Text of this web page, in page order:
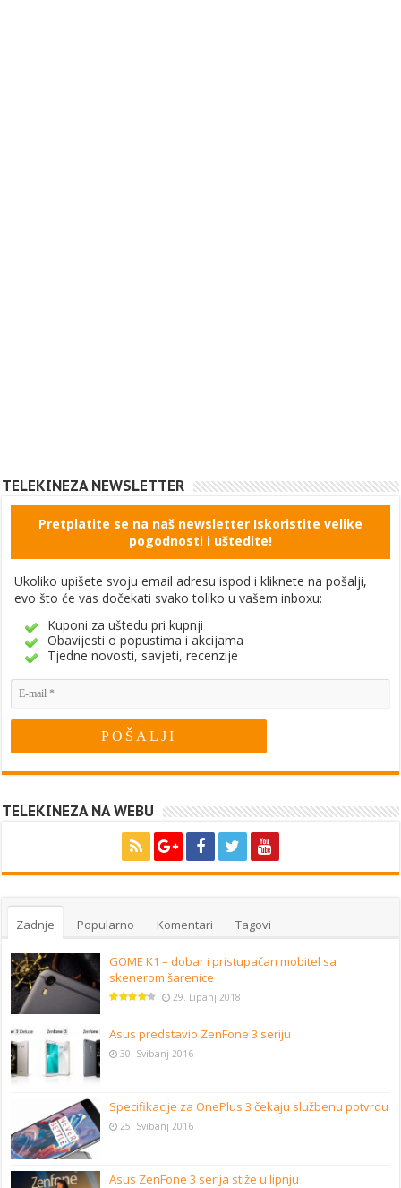
TELEKINEZA NEWSLETTER
Pretplatite se na naš newsletter Iskoristite velike
pogodnosti i uštedite!
Ukoliko upišete svoju email adresu ispod i kliknete na pošalji,
evo što će vas dočekati svako toliko u vašem inboxu:
Kuponi za uštedu pri kupnji
Obavijesti o popustima i akcijama
Tjedne novosti, savjeti, recenzije
TELEKINEZA NA WEBU
Zadnje Popularno Komentari Tagovi
GOME K1 – dobar i pristupačan mobitel sa
skenerom šarenice
29. Lipanj 2018
Asus predstavio ZenFone 3 seriju
30. Svibanj 2016
Specifikacije za OnePlus 3 čekaju službenu potvrdu
25. Svibanj 2016
Asus ZenFone 3 serija stiže u lipnju